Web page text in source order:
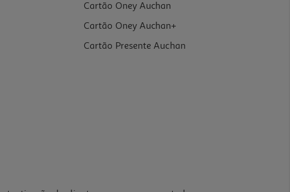
Cartão Oney Auchan
Cartão Oney Auchan+
Cartão Presente Auchan